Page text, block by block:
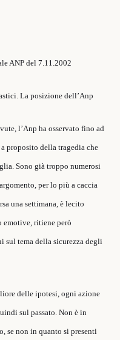
ANP del 7.11.2002
La posizione dell’Anp
l’Anp ha osservato fino ad
proposito della tragedia che
Sono già troppo numerosi
per lo più a caccia
una settimana, è lecito
emotive, ritiene però
sul tema della sicurezza degli
delle ipotesi, ogni azione
sul passato. Non è in
se non in quanto si presenti